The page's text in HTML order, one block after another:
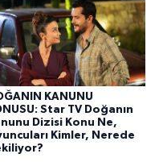
KANUNU
Star TV Doğanın
Dizisi Konu Ne,
Kimler, Nerede